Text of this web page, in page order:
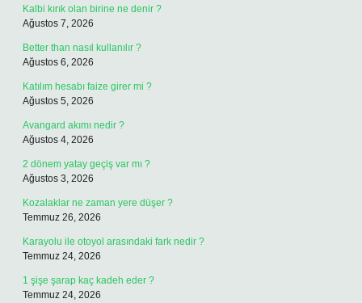
Kalbi kırık olan birine ne denir ?
Ağustos 7, 2026
Better than nasıl kullanılır ?
Ağustos 6, 2026
Katılım hesabı faize girer mi ?
Ağustos 5, 2026
Avangard akımı nedir ?
Ağustos 4, 2026
2 dönem yatay geçiş var mı ?
Ağustos 3, 2026
Kozalaklar ne zaman yere düşer ?
Temmuz 26, 2026
Karayolu ile otoyol arasındaki fark nedir ?
Temmuz 24, 2026
1 şişe şarap kaç kadeh eder ?
Temmuz 24, 2026